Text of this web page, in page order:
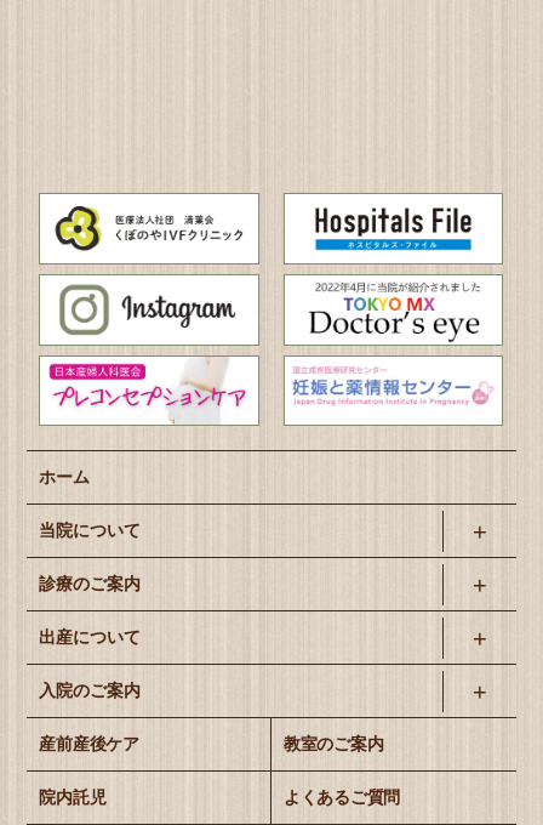
ホーム
当院について
診療のご案内
出産について
入院のご案内
産前産後ケア 教室のご案内
院内託児 よくあるご質問